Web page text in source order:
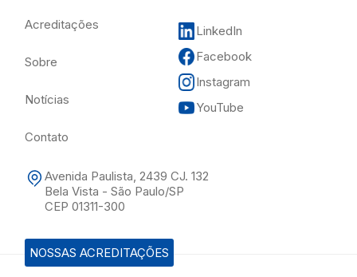
Acreditações
Sobre
Notícias
Contato
Avenida Paulista, 2439 CJ. 132
Bela Vista - São Paulo/SP
CEP 01311-300
LinkedIn
Facebook
Instagram
YouTube
NOSSAS ACREDITAÇÕES